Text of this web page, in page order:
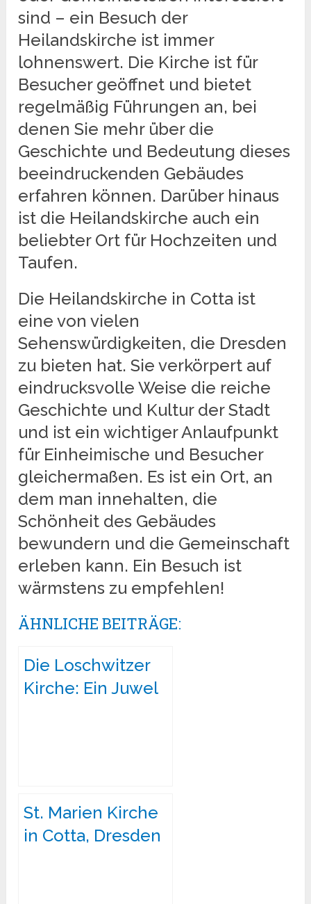
sind – ein Besuch der
Heilandskirche ist immer
lohnenswert. Die Kirche ist für
Besucher geöffnet und bietet
regelmäßig Führungen an, bei
denen Sie mehr über die
Geschichte und Bedeutung dieses
beeindruckenden Gebäudes
erfahren können. Darüber hinaus
ist die Heilandskirche auch ein
beliebter Ort für Hochzeiten und
Taufen.
Die Heilandskirche in Cotta ist
eine von vielen
Sehenswürdigkeiten, die Dresden
zu bieten hat. Sie verkörpert auf
eindrucksvolle Weise die reiche
Geschichte und Kultur der Stadt
und ist ein wichtiger Anlaufpunkt
für Einheimische und Besucher
gleichermaßen. Es ist ein Ort, an
dem man innehalten, die
Schönheit des Gebäudes
bewundern und die Gemeinschaft
erleben kann. Ein Besuch ist
wärmstens zu empfehlen!
ÄHNLICHE BEITRÄGE:
Die Loschwitzer
Kirche: Ein Juwel
St. Marien Kirche
in Cotta, Dresden